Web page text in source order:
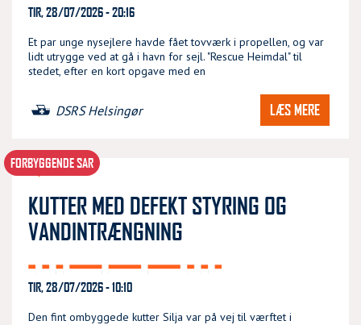
TIR, 28/07/2026 - 20:16
Et par unge nysejlere havde fået tovværk i propellen, og var
lidt utrygge ved at gå i havn for sejl. "Rescue Heimdal" til
stedet, efter en kort opgave med en
DSRS Helsingør LÆS MERE
KUTTER MED DEFEKT STYRING OG
VANDINTRÆNGNING
TIR, 28/07/2026 - 10:10
Den fint ombyggede kutter Silja var på vej til værftet i
FORBYGGENDE SAR